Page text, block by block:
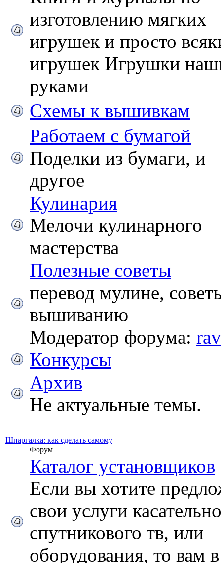
изготовлению мягких
игрушек и просто
игрушек Игрушки
руками
Схемы к вышивкам
Работаем с бумагой
Поделки из бумаги, и
другое
Кулинария
Мелочи кулинарного
мастерства
Полезные советы
перевод мулине,
вышиванию
Модератор форума:
Конкурсы
Архив
Не актуальные темы.
Шпаргалка: как сделать самому
Форум
Каталог установщиков
Если вы хотите
свои услуги касательно
спутникового тв, или
оборудования, то вам в